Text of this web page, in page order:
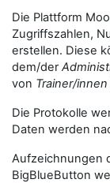
Die Plattform
Zugriffszahlen,
erstellen. Diese
dem/der
von Trainer/innen
Die Protokolle
Daten werden
Aufzeichnungen
BigBlueButton